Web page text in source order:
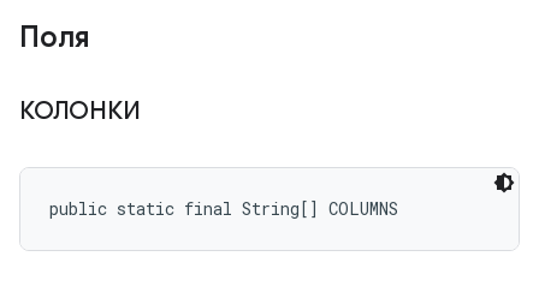
Поля
КОЛОНКИ
public static final String[] COLUMNS